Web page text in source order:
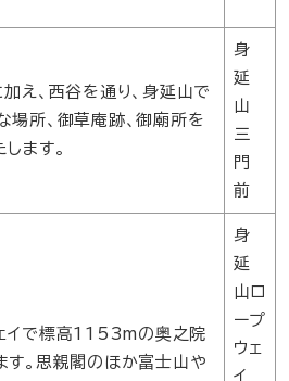
加え、西谷を通り、身延山で
場所、御草庵跡、御廟所を
ます。
身
延
山
三
門
前
イで標高1153mの奥之院
す。思親閣のほか富士山や
身
延
山ロ
ープ
ウェ
イ